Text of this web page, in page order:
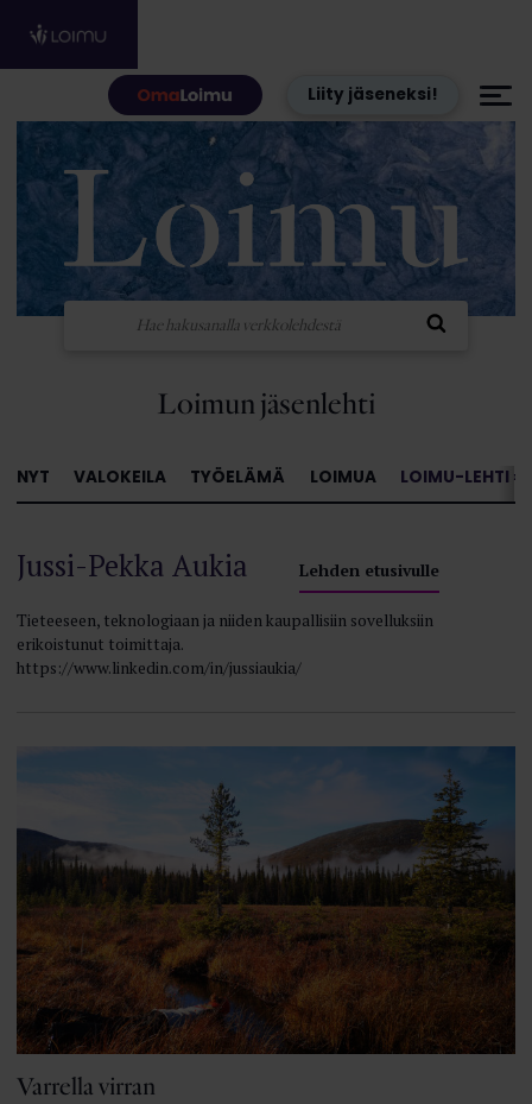
Liity jäseneksi!
Loimun jäsenlehti
NYT VALOKEILA TYÖELÄMÄ LOIMUA LOIMU-LEHTI »
Jussi-Pekka Aukia Lehden etusivulle
Tieteeseen, teknologiaan ja niiden kaupallisiin sovelluksiin
erikoistunut toimittaja.
https://www.linkedin.com/in/jussiaukia/
Varrella virran